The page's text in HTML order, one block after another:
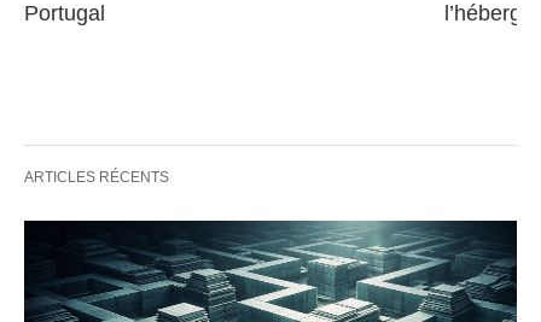
Portugal
ARTICLES RÉCENTS